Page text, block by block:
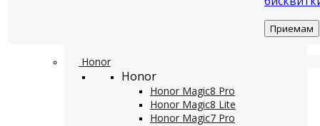
Honor
Honor
Honor Magic8 Pro
Honor Magic8 Lite
Honor Magic7 Pro
Приемам